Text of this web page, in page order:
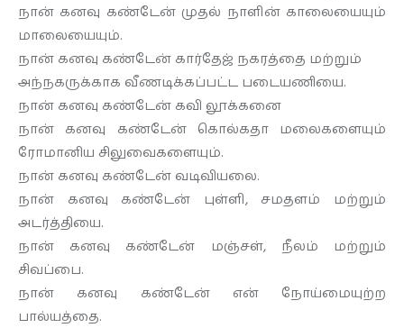
நான் கனவு கண்டேன் முதல் நாளின் காலையையும்
மாலையையும்.
நான் கனவு கண்டேன் கார்தேஜ் நகரத்தை மற்றும்
அந்நகருக்காக வீணடிக்கப்பட்ட படையணியை.
நான் கனவு கண்டேன் கவி லூக்கனை
நான் கனவு கண்டேன் கொல்கதா மலைகளையும்
ரோமானிய சிலுவைகளையும்.
நான் கனவு கண்டேன் வடிவியலை.
நான் கனவு கண்டேன் புள்ளி, சமதளம் மற்றும்
அடர்த்தியை.
நான் கனவு கண்டேன் மஞ்சள், நீலம் மற்றும்
சிவப்பை.
நான் கனவு கண்டேன் என் நோய்மையுற்ற
பால்யத்தை.